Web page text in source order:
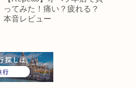
ってみた！痛い？疲れる？
本音レビュー